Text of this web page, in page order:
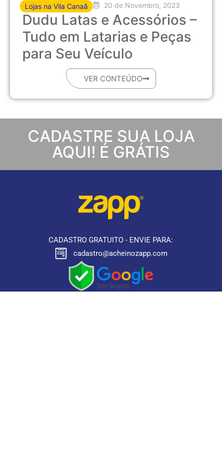
Lojas na Vila Canaã 20 de Novembro, 2023
Dudu Latas e Acessórios –
Tudo em Latarias e Peças
para Seu Veículo
VER CONTEÚDO
CADASTRE SUA LOJA
AQUI! É GRÁTIS
CADASTRO GRATUITO - ENVIE PARA:
cadastro@acheinozapp.com